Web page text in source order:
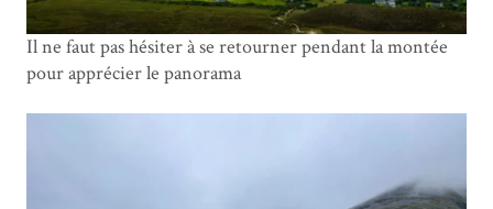
Il ne faut pas hésiter à se retourner pendant la montée
pour apprécier le panorama